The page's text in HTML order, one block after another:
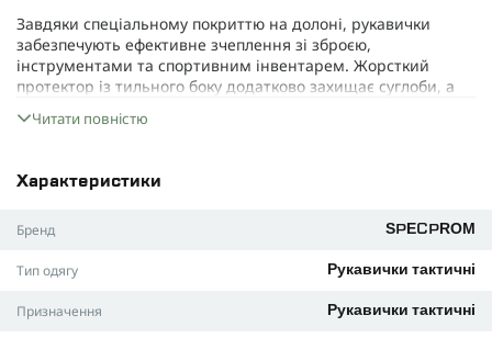
Завдяки спеціальному покриттю на долоні, рукавички
забезпечують ефективне зчеплення зі зброєю,
інструментами та спортивним інвентарем. Жорсткий
протектор із тильного боку додатково захищає суглоби, а
швидкого реагування в екстремальних ситуаціях. Зручні
широкі манжети з надійними липучками дозволяють легко
військових, мисливців, прихильників активного відпочинку,
страйкбол. Використання якісних матеріалів допомагає
Читати повністю
Характеристики
Бренд SPECPROM
Тип одягу Рукавички тактичні
Призначення Рукавички тактичні